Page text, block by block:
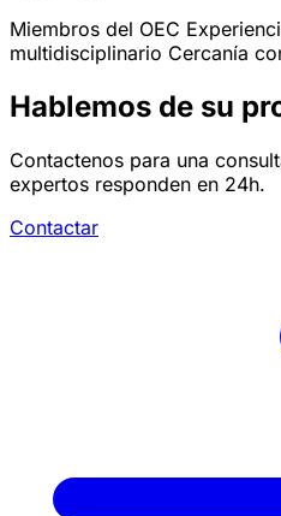
Miembros del OEC
multidisciplinario Cercanía
Hablemos de su
Contactenos para una
expertos responden en 24h.
Contactar